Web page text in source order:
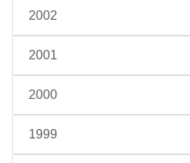
2002
2001
2000
1999